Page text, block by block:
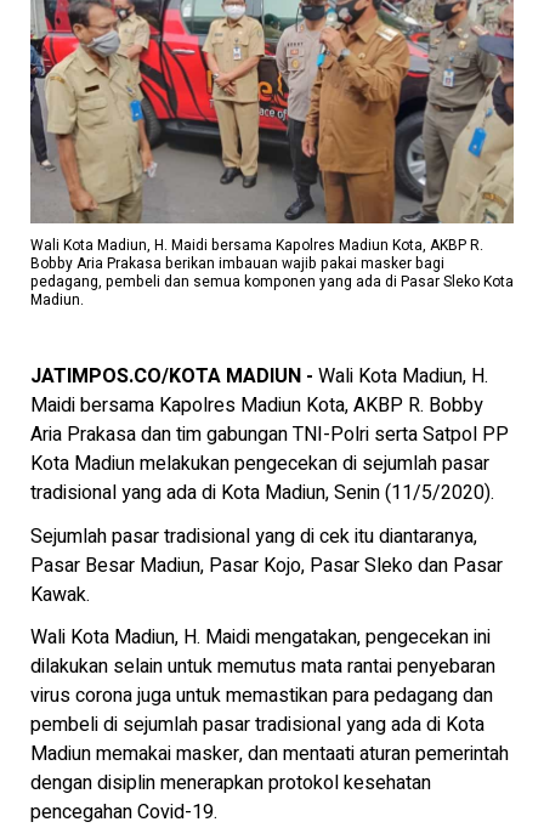
Wali Kota Madiun, H. Maidi bersama Kapolres Madiun Kota, AKBP R.
Bobby Aria Prakasa berikan imbauan wajib pakai masker bagi
pedagang, pembeli dan semua komponen yang ada di Pasar Sleko Kota
Madiun.
JATIMPOS.CO/KOTA MADIUN - Wali Kota Madiun, H.
Maidi bersama Kapolres Madiun Kota, AKBP R. Bobby
Aria Prakasa dan tim gabungan TNI-Polri serta Satpol PP
Kota Madiun melakukan pengecekan di sejumlah pasar
tradisional yang ada di Kota Madiun, Senin (11/5/2020).
Sejumlah pasar tradisional yang di cek itu diantaranya,
Pasar Besar Madiun, Pasar Kojo, Pasar Sleko dan Pasar
Kawak.
Wali Kota Madiun, H. Maidi mengatakan, pengecekan ini
dilakukan selain untuk memutus mata rantai penyebaran
virus corona juga untuk memastikan para pedagang dan
pembeli di sejumlah pasar tradisional yang ada di Kota
Madiun memakai masker, dan mentaati aturan pemerintah
dengan disiplin menerapkan protokol kesehatan
pencegahan Covid-19.